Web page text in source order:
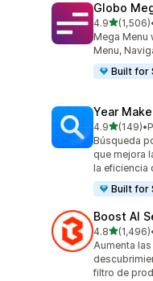
Globo
4.9de 5(1,506)
1506
Mega Menu
Menu,
Built for
Year
4.9de 5(149)
149 reseñas
•
Búsqueda
que mejora
la eficiencia
Built for
Boost AI
4.8de 5(1,496)
1496
Aumenta
filtro de